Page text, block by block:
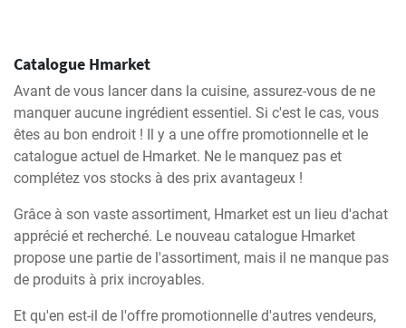
Catalogue Hmarket
Avant de vous lancer dans la cuisine, assurez-vous de ne
manquer aucune ingrédient essentiel. Si c'est le cas, vous
êtes au bon endroit ! Il y a une offre promotionnelle et le
catalogue actuel de Hmarket. Ne le manquez pas et
complétez vos stocks à des prix avantageux !
Grâce à son vaste assortiment, Hmarket est un lieu d'achat
apprécié et recherché. Le nouveau catalogue Hmarket
propose une partie de l'assortiment, mais il ne manque pas
de produits à prix incroyables.
Et qu'en est-il de l'offre promotionnelle d'autres vendeurs,